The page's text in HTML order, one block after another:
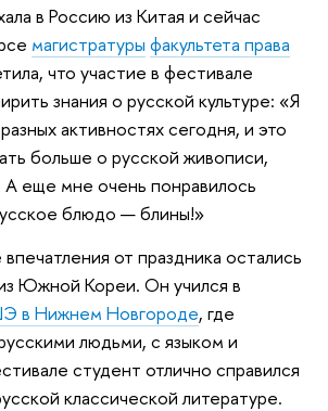
в Россию из Китая и сейчас
магистратуры факультета права
что участие в фестивале
знания о русской культуре: «Я
активностях сегодня, и это
больше о русской живописи,
А еще мне очень понравилось
блюдо — блины!»
от праздника остались
Южной Кореи. Он учился в
в Нижнем Новгороде, где
людьми, с языком и
студент отлично справился
классической литературе.